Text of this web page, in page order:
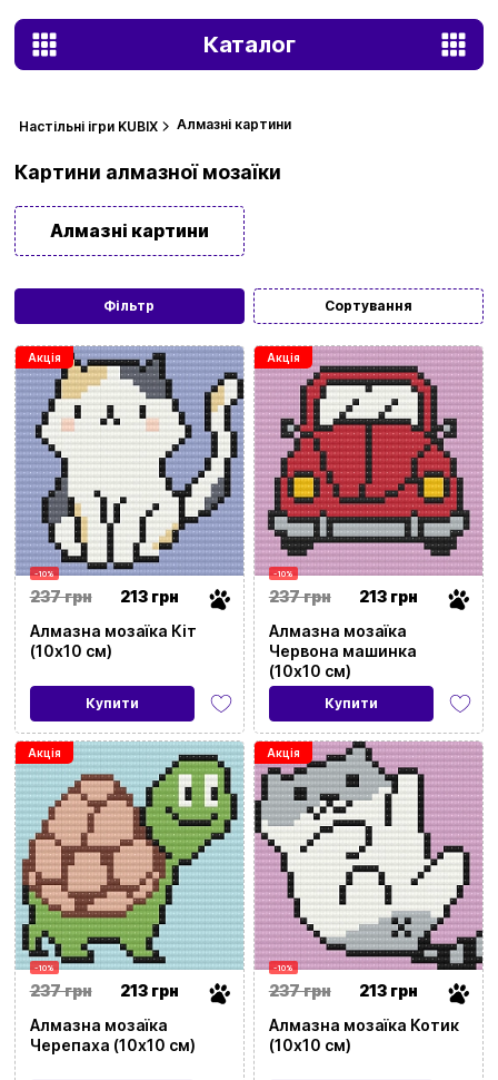
Каталог
Настільні ігри KUBIX Алмазні картини
Фільтр Сортування
Алмазні картини
Картини алмазної мозаїки
Акція
-10%
237 грн
213 грн
Алмазна мозаїка Кіт
(10х10 см)
Купити
Акція
-10%
237 грн
213 грн
Алмазна мозаїка
Червона машинка
(10х10 см)
Купити
Акція
-10%
237 грн
213 грн
Алмазна мозаїка
Черепаха (10х10 см)
Акція
-10%
237 грн
213 грн
Алмазна мозаїка Котик
(10х10 см)